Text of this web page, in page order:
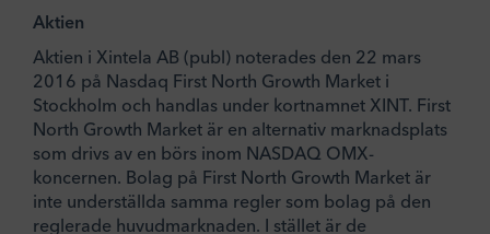
Aktien
Aktien i Xintela AB (publ) noterades den 22 mars
2016 på Nasdaq First North Growth Market i
Stockholm och handlas under kortnamnet XINT. First
North Growth Market är en alternativ marknadsplats
som drivs av en börs inom NASDAQ OMX-
koncernen. Bolag på First North Growth Market är
inte underställda samma regler som bolag på den
reglerade huvudmarknaden. I stället är de